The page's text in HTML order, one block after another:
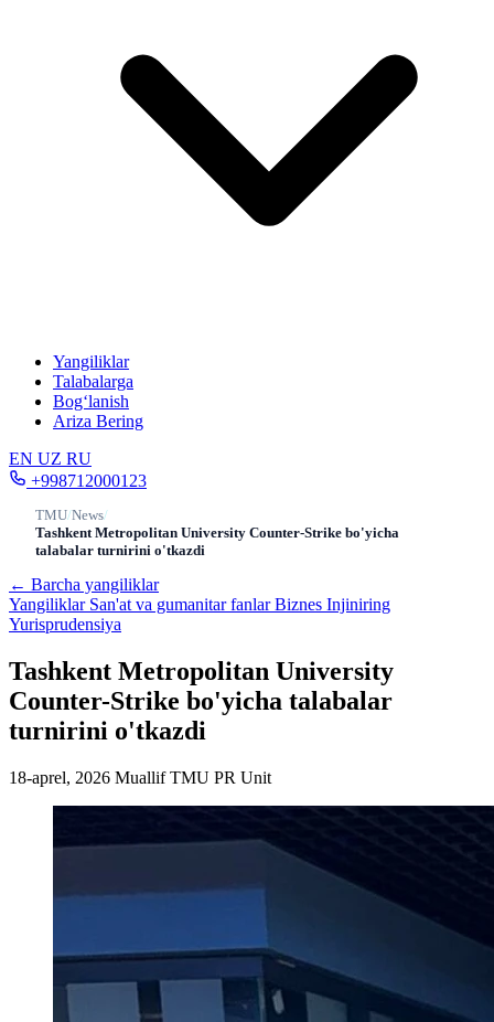
Yangiliklar
Talabalarga
Bog‘lanish
Ariza Bering
EN UZ RU
+998712000123
TMU/News/
Tashkent Metropolitan University Counter-Strike bo'yicha
talabalar turnirini o'tkazdi
← Barcha yangiliklar
Yangiliklar San'at va gumanitar fanlarBiznes Injiniring
Yurisprudensiya
Tashkent Metropolitan University
Counter-Strike bo'yicha talabalar
turnirini o'tkazdi
18-aprel, 2026 MuallifTMU PR Unit